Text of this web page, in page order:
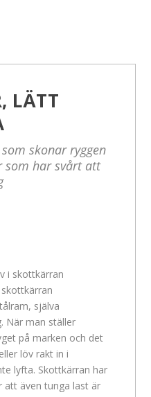
LÄTT
skonar ryggen
som har svårt att
själva
När man ställer
på marken och det
löv rakt in i
lyfta. Skottkärran har
att även tunga last är